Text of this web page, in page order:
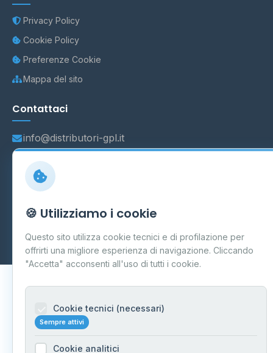
Privacy Policy
Cookie Policy
Preferenze Cookie
Mappa del sito
Contattaci
info@distributori-gpl.it
Carpi
P.IVA 03859300364
Dati forniti daMinistero delle Imprese e del Made in Italy
Aggiornamento quotidiano
🍪 Utilizziamo i cookie
Questo sito utilizza cookie tecnici e di profilazione per
offrirti una migliore esperienza di navigazione. Cliccando
"Accetta" acconsenti all'uso di tutti i cookie.
Cookie tecnici (necessari)
Sempre attivi
Cookie analitici